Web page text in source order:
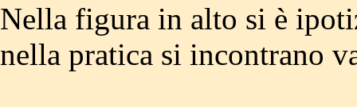
Nella figura in alto si è
nella pratica si incontrano